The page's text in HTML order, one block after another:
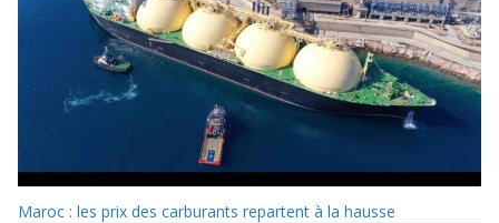
Maroc : les prix des carburants repartent à la hausse